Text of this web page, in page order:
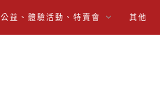
公益、體驗活動、特賣會 其他